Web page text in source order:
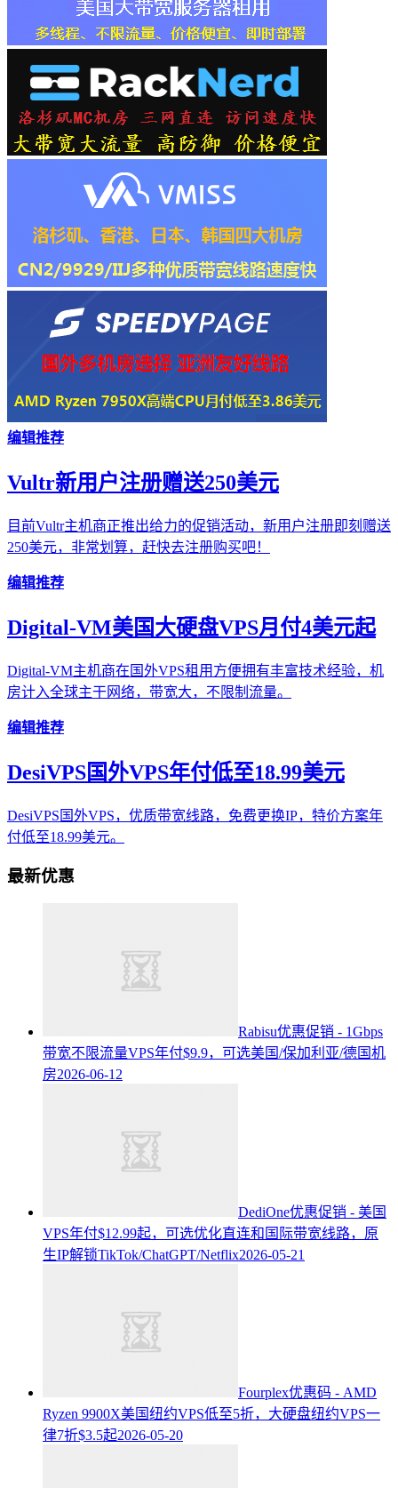
编辑推荐
Vultr新用户注册赠送250美元
目前Vultr主机商正推出给力的促销活动，新用户注册即刻赠送
250美元，非常划算，赶快去注册购买吧！
编辑推荐
Digital-VM美国大硬盘VPS月付4美元起
Digital-VM主机商在国外VPS租用方便拥有丰富技术经验，机
房计入全球主干网络，带宽大，不限制流量。
编辑推荐
DesiVPS国外VPS年付低至18.99美元
DesiVPS国外VPS，优质带宽线路，免费更换IP，特价方案年
付低至18.99美元。
最新优惠
Rabisu优惠促销 - 1Gbps
带宽不限流量VPS年付$9.9，可选美国/保加利亚/德国机
房2026-06-12
DediOne优惠促销 - 美国
VPS年付$12.99起，可选优化直连和国际带宽线路，原
生IP解锁TikTok/ChatGPT/Netflix2026-05-21
Fourplex优惠码 - AMD
Ryzen 9900X美国纽约VPS低至5折，大硬盘纽约VPS一
律7折$3.5起2026-05-20